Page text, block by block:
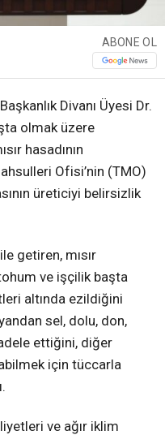
ABONE OL
Divanı Üyesi Dr.
olmak üzere
hasadının
Ofisi’nin (TMO)
üreticiyi belirsizlik
getiren, mısır
ve işçilik başta
altında ezildiğini
sel, dolu, don,
ettiğini, diğer
için tüccarla
ve ağır iklim